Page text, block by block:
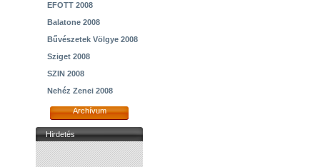
EFOTT 2008
Balatone 2008
Bűvészetek Völgye 2008
Sziget 2008
SZIN 2008
Nehéz Zenei 2008
Archívum
Hirdetés